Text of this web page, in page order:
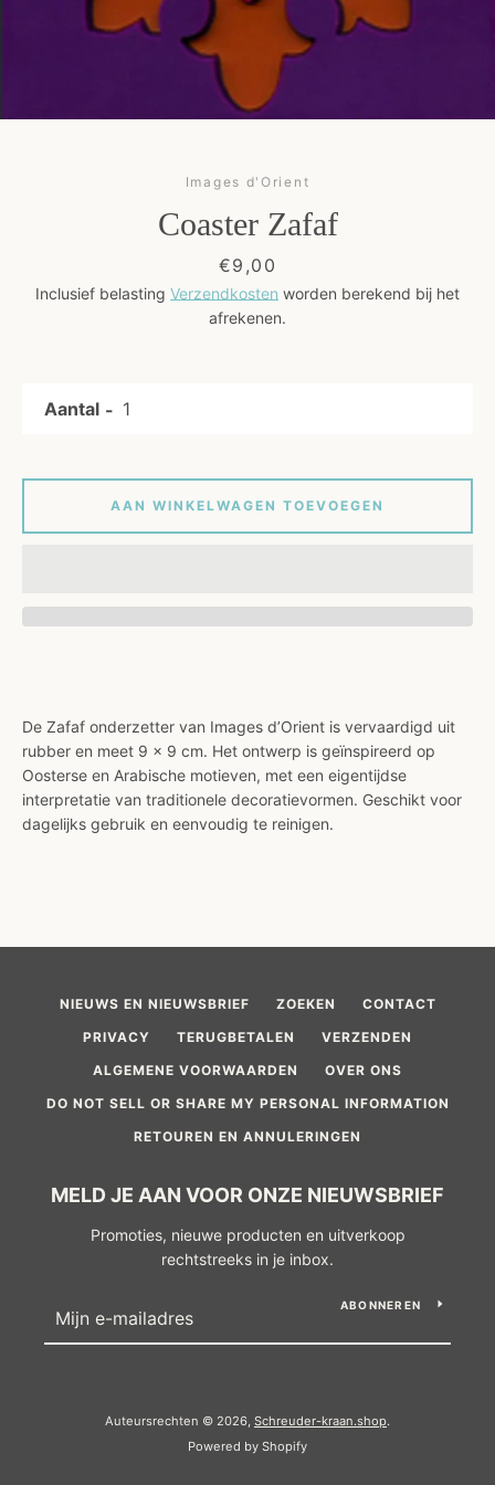
Images d'Orient
Coaster Zafaf
Prijs
€9,00
Inclusief belasting Verzendkosten worden berekend bij het
afrekenen.
De Zafaf onderzetter van Images d’Orient is vervaardigd uit
rubber en meet 9 x 9 cm. Het ontwerp is geïnspireerd op
Oosterse en Arabische motieven, met een eigentijdse
interpretatie van traditionele decoratievormen. Geschikt voor
dagelijks gebruik en eenvoudig te reinigen.
Aantal
AAN WINKELWAGEN TOEVOEGEN
NIEUWS EN NIEUWSBRIEF ZOEKEN
CONTACT
PRIVACY
TERUGBETALEN
VERZENDEN
ALGEMENE VOORWAARDEN
OVER ONS
DO NOT SELL OR SHARE MY PERSONAL INFORMATION
RETOUREN EN ANNULERINGEN
MELD JE AAN VOOR ONZE NIEUWSBRIEF
Promoties, nieuwe producten en uitverkoop
rechtstreeks in je inbox.
ABONNEREN
Auteursrechten © 2026, Schreuder-kraan.shop.
Powered by Shopify